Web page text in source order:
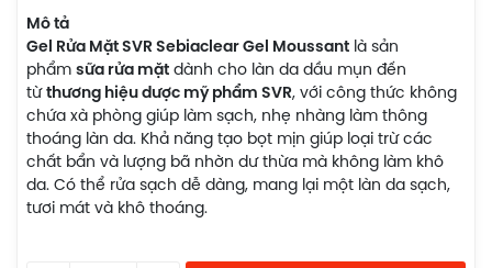
Mô tả
Gel Rửa Mặt SVR Sebiaclear Gel Moussant là sản
phẩm sữa rửa mặt dành cho làn da dầu mụn đến
từ thương hiệu dược mỹ phẩm SVR, với công thức không
chứa xà phòng giúp làm sạch, nhẹ nhàng làm thông
thoáng làn da. Khả năng tạo bọt mịn giúp loại trừ các
chất bẩn và lượng bã nhờn dư thừa mà không làm khô
da. Có thể rửa sạch dễ dàng, mang lại một làn da sạch,
tươi mát và khô thoáng.